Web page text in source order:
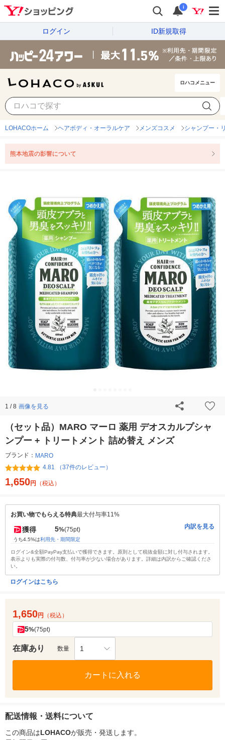
i
ログイン ID新規取得
ロハコメニュー
LOHACOホーム ヘアボディ・オーラルケア メンズコスメ シャンプー・
熊本地震の影響について
1 / 8 画像を見る
（セット品）MARO マーロ 薬用 デオスカルプシャ
ンプー + トリートメント 詰め替え メンズ
ブランド： MARO
4.81 （37件のレビュー）
1,650円 （税込）
お買い物でもらえる特典最大付与率11%
獲得 5%(75pt)
うち4.5%は利用先・期間限定
内訳を見る
ログイン&全額PayPay支払いで獲得できます。原則として税抜金額に対し付与されます。
表示よりも実際の付与数、付与率が少ない場合があります。詳細は内訳からご確認くださ
い。
ログインはこちら
1,650円 （税込）
5%(75pt)
在庫あり 数量 1
カートに入れる
配送情報・送料について
この商品はLOHACOが販売・発送します。